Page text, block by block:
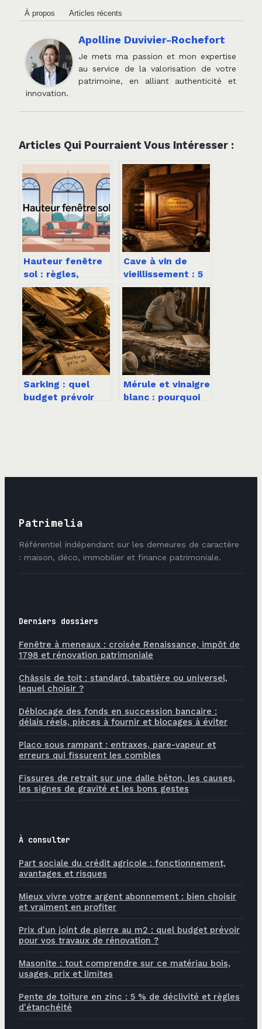
À propos Articles récents
Apolline Duvivier-Rochefort
Je mets ma passion et mon expertise
au service de la valorisation de votre
patrimoine, en alliant authenticité et
innovation.
Articles Qui Pourraient Vous Intéresser :
Hauteur fenêtre
sol : règles,
normes et
conseils pratiques
Cave à vin de
vieillissement : 5
critères
techniques pour
garantir l’apogée
de vos grands
crus
Sarking : quel
budget prévoir
Mérule et vinaigre
blanc : pourquoi
Patrimelia
Référentiel indépendant sur les demeures de caractère
: maison, déco, immobilier et finance patrimoniale.
Derniers dossiers
Fenêtre à meneaux : croisée Renaissance, impôt de
1798 et rénovation patrimoniale
Châssis de toit : standard, tabatière ou universel,
lequel choisir ?
Déblocage des fonds en succession bancaire :
délais réels, pièces à fournir et blocages à éviter
Placo sous rampant : entraxes, pare-vapeur et
erreurs qui fissurent les combles
Fissures de retrait sur une dalle béton, les causes,
les signes de gravité et les bons gestes
À consulter
Part sociale du crédit agricole : fonctionnement,
avantages et risques
Mieux vivre votre argent abonnement : bien choisir
et vraiment en profiter
Prix d'un joint de pierre au m2 : quel budget prévoir
pour vos travaux de rénovation ?
Masonite : tout comprendre sur ce matériau bois,
usages, prix et limites
Pente de toiture en zinc : 5 % de déclivité et règles
d'étanchéité